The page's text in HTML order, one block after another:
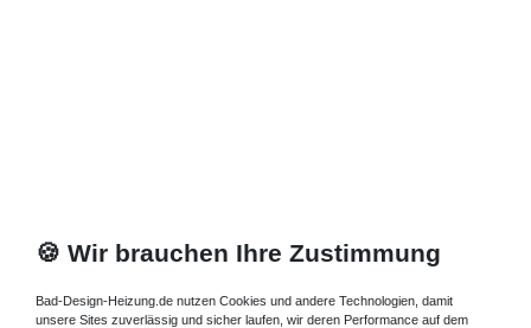
🍪 Wir brauchen Ihre Zustimmung
Bad-Design-Heizung.de nutzen Cookies und andere Technologien, damit
unsere Sites zuverlässig und sicher laufen, wir deren Performance auf dem